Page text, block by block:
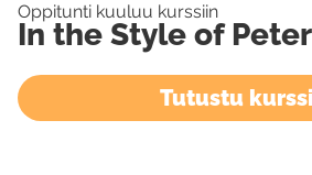
Oppitunti kuuluu kurssiin
In the Style of
Tutustu